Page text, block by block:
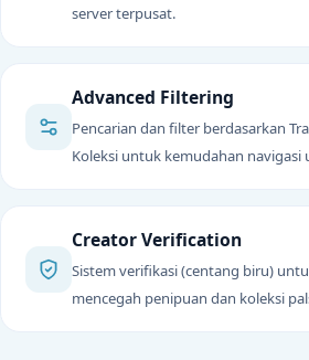
server terpusat.
Advanced Filtering
Pencarian dan filter berdasarkan
Koleksi untuk kemudahan navigasi
Creator Verification
Sistem verifikasi (centang biru)
mencegah penipuan dan koleksi